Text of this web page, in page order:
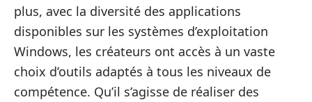
plus, avec la diversité des applications
disponibles sur les systèmes d’exploitation
Windows, les créateurs ont accès à un vaste
choix d’outils adaptés à tous les niveaux de
compétence. Qu’il s’agisse de réaliser des